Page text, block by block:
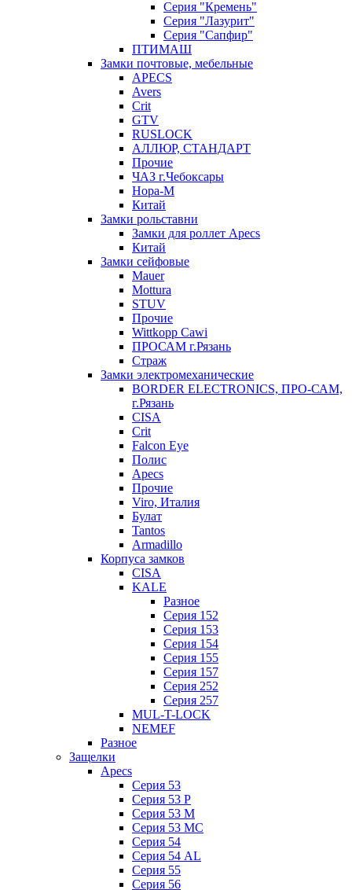
Серия "Кремень"
Серия "Лазурит"
Серия "Сапфир"
ПТИМАШ
Замки почтовые, мебельные
APECS
Avers
Crit
GTV
RUSLOCK
АЛЛЮР, СТАНДАРТ
Прочие
ЧАЗ г.Чебоксары
Нора-М
Китай
Замки рольставни
Замки для роллет Apecs
Китай
Замки сейфовые
Mauer
Mottura
STUV
Прочие
Wittkopp Cawi
ПРОСАМ г.Рязань
Страж
Замки электромеханические
BORDER ELECTRONICS, ПРО-САМ,
г.Рязань
CISA
Crit
Falcon Eye
Полис
Apecs
Прочие
Viro, Италия
Булат
Tantos
Armadillo
Корпуса замков
CISA
KALE
Разное
Серия 152
Серия 153
Серия 154
Серия 155
Серия 157
Серия 252
Серия 257
MUL-T-LOCK
NEMEF
Разное
Защелки
Apecs
Серия 53
Серия 53 P
Серия 53 М
Серия 53 МC
Серия 54
Серия 54 AL
Серия 55
Серия 56